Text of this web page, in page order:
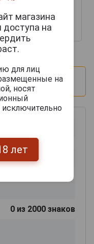
Монталь Арманьяк
упаковке
6 160 руб.
0 из 2000 знаков
магазина
доступа на
для лиц
на
носят
лет